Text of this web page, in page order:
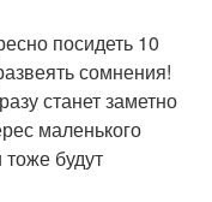
посидеть 10
сомнения!
станет заметно
маленького
будут